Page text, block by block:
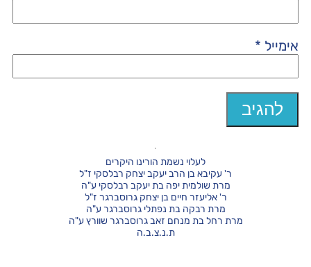
אימייל *
לעלוי נשמת הורינו היקרים
ר' עקיבא בן הרב יעקב יצחק רבלסקי ז"ל
מרת שולמית יפה בת יעקב רבלסקי ע"ה
ר' אליעזר חיים בן יצחק גרוסברגר ז"ל
מרת רבקה בת נפתלי גרוסברגר ע"ה
מרת רחל בת מנחם זאב גרוסברגר שוורץ ע"ה
ת.נ.צ.ב.ה